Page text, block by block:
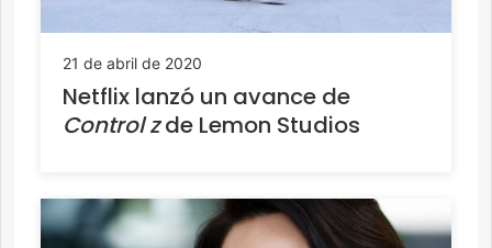
21 de abril de 2020
Netflix lanzó un avance de
Control zde Lemon Studios